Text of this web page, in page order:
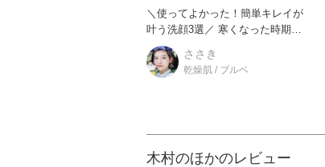
＼使ってよかった！簡単キレイが
叶う洗顔3選／ 寒くなった時期か
ら洗顔を見直したく色んなも
ささき
乾燥肌 / ブルベ
木村のほかのレビュー